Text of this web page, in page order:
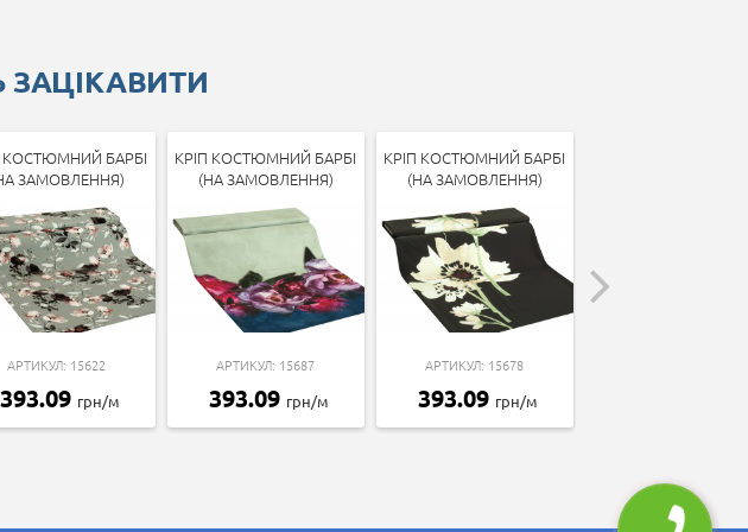
КОСТЮМНИЙ БАРБІ
ЗАМОВЛЕННЯ)
АРТИКУЛ: 15622
393.09 грн/м
КРІП КОСТЮМНИЙ БАРБІ
(НА ЗАМОВЛЕННЯ)
АРТИКУЛ: 15687
393.09 грн/м
КРІП КОСТЮМНИЙ БАРБІ
(НА ЗАМОВЛЕННЯ)
АРТИКУЛ: 15678
393.09 грн/м